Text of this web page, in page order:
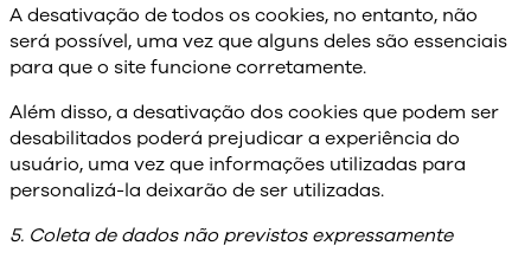
A desativação de todos os cookies, no entanto, não
será possível, uma vez que alguns deles são essenciais
para que o site funcione corretamente.
Além disso, a desativação dos cookies que podem ser
desabilitados poderá prejudicar a experiência do
usuário, uma vez que informações utilizadas para
personalizá-la deixarão de ser utilizadas.
5. Coleta de dados não previstos expressamente